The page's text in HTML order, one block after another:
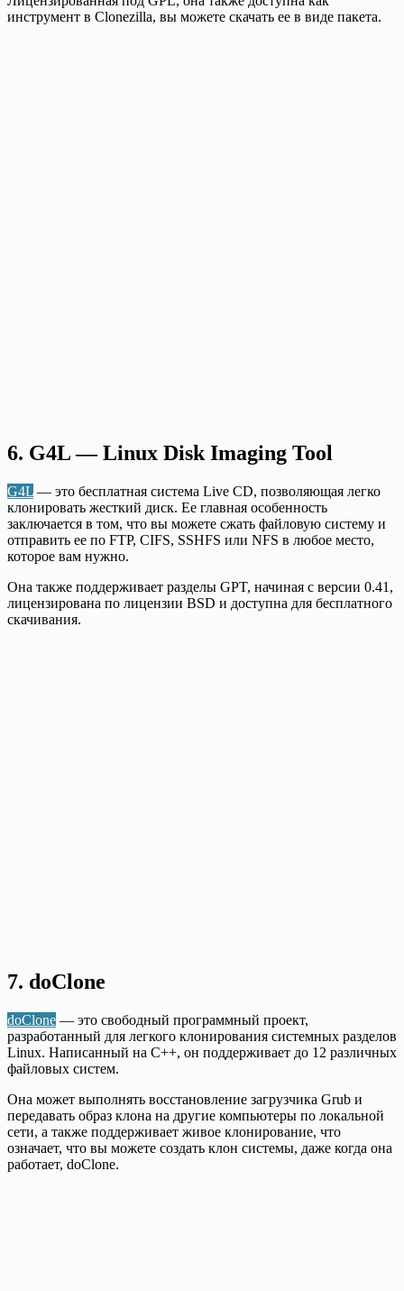
инструмент в Clonezilla, вы можете скачать ее в виде пакета.
6. G4L — Linux Disk Imaging Tool
G4L — это бесплатная система Live CD, позволяющая легко
клонировать жесткий диск. Ее главная особенность
заключается в том, что вы можете сжать файловую систему и
отправить ее по FTP, CIFS, SSHFS или NFS в любое место,
которое вам нужно.
Она также поддерживает разделы GPT, начиная с версии 0.41,
лицензирована по лицензии BSD и доступна для бесплатного
скачивания.
7. doClone
doClone — это свободный программный проект,
разработанный для легкого клонирования системных разделов
Linux. Написанный на C++, он поддерживает до 12 различных
файловых систем.
Она может выполнять восстановление загрузчика Grub и
передавать образ клона на другие компьютеры по локальной
сети, а также поддерживает живое клонирование, что
означает, что вы можете создать клон системы, даже когда она
работает, doClone.